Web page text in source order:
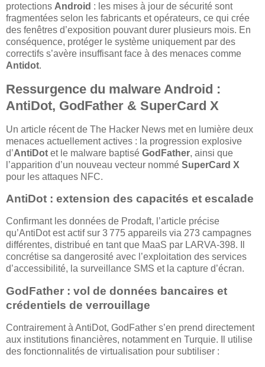
protections Android : les mises à jour de sécurité sont
fragmentées selon les fabricants et opérateurs, ce qui crée
des fenêtres d’exposition pouvant durer plusieurs mois. En
conséquence, protéger le système uniquement par des
correctifs s’avère insuffisant face à des menaces comme
Antidot.
Ressurgence du malware Android :
AntiDot, GodFather & SuperCard X
Un article récent de The Hacker News met en lumière deux
menaces actuellement actives : la progression explosive
d’AntiDot et le malware baptisé GodFather, ainsi que
l’apparition d’un nouveau vecteur nommé SuperCard X
pour les attaques NFC.
AntiDot : extension des capacités et escalade
Confirmant les données de Prodaft, l’article précise
qu’AntiDot est actif sur 3 775 appareils via 273 campagnes
différentes, distribué en tant que MaaS par LARVA-398. Il
concrétise sa dangerosité avec l’exploitation des services
d’accessibilité, la surveillance SMS et la capture d’écran.
GodFather : vol de données bancaires et
crédentiels de verrouillage
Contrairement à AntiDot, GodFather s’en prend directement
aux institutions financières, notamment en Turquie. Il utilise
des fonctionnalités de virtualisation pour subtiliser :